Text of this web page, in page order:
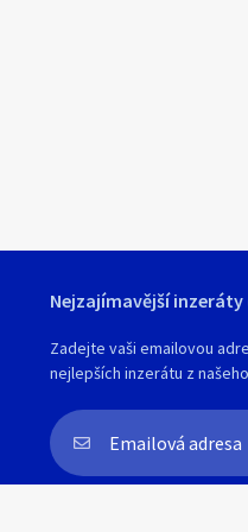
Nejzajímavější inzeráty
Zadejte vaši emailovou
nejlepších inzerátu z